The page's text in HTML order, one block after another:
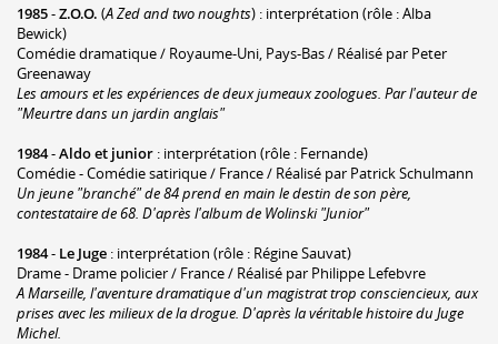
1985-Z.O.O. (A Zed and two noughts) : interprétation (rôle : Alba
Bewick)
Comédie dramatique / Royaume-Uni, Pays-Bas / Réalisé par Peter
Greenaway
Les amours et les expériences de deux jumeaux zoologues. Par l'auteur de
"Meurtre dans un jardin anglais"
1984-Aldo et junior : interprétation (rôle : Fernande)
Comédie - Comédie satirique / France / Réalisé par Patrick Schulmann
Un jeune "branché" de 84 prend en main le destin de son père,
contestataire de 68. D'après l'album de Wolinski "Junior"
1984- Le Juge : interprétation (rôle : Régine Sauvat)
Drame - Drame policier / France / Réalisé par Philippe Lefebvre
A Marseille, l'aventure dramatique d'un magistrat trop consciencieux, aux
prises avec les milieux de la drogue. D'après la véritable histoire du Juge
Michel.